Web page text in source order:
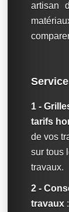
artisan
1 -
tarifs
de vos
sur tous
travaux.
2 -
travaux